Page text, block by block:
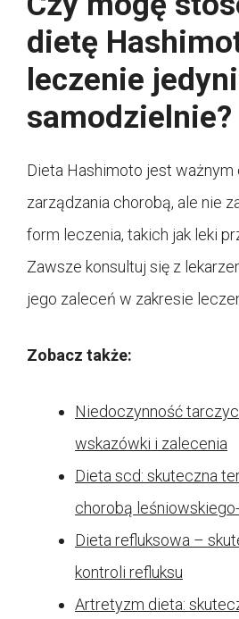
dietę
leczenie
samodzielnie?
Dieta Hashimoto jest ważnym
zarządzania chorobą, ale nie
form leczenia, takich jak leki
Zawsze konsultuj się z
jego zaleceń w zakresie
Zobacz także:
Niedoczynność
wskazówki i zalecenia
Dieta scd: skuteczna
chorobą
Dieta refluksowa –
kontroli refluksu
Artretyzm dieta: